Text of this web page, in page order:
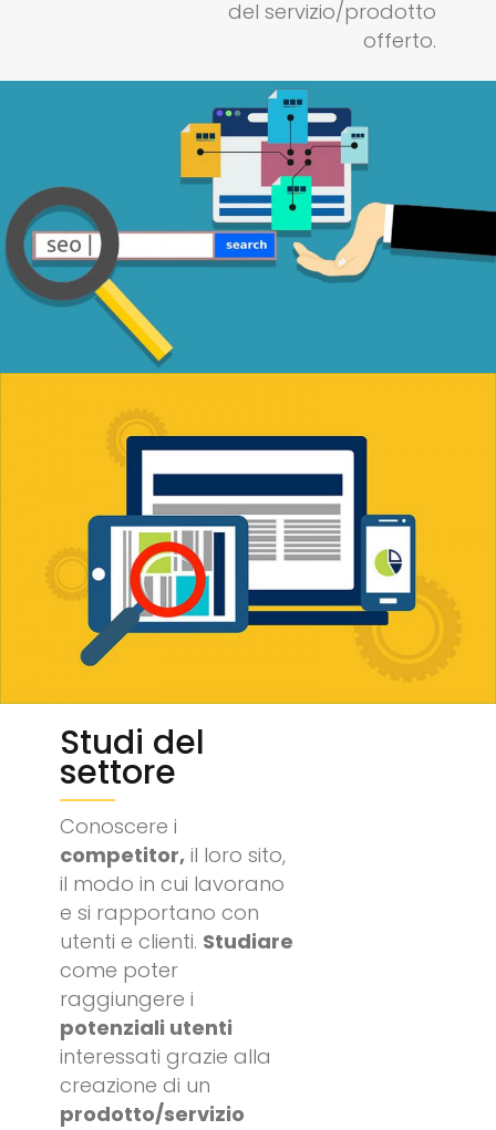
del servizio/prodotto
offerto.
Studi del
settore
Conoscere i
competitor,il loro sito,
il modo in cui lavorano
e si rapportano con
utenti e clienti. Studiare
come poter
raggiungere i
potenziali utenti
interessati grazie alla
creazione di un
prodotto/servizio